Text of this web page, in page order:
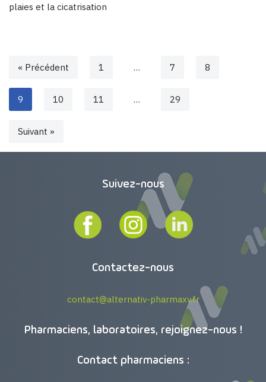
plaies et la cicatrisation
« Précédent 1 … 7 8
9 10 11 … 29
Suivant »
Suivez-nous
Contactez-nous
contact@alternativ-pharmaxv.fr
Pharmaciens, laboratoires, rejoignez-nous !
Contact pharmaciens :